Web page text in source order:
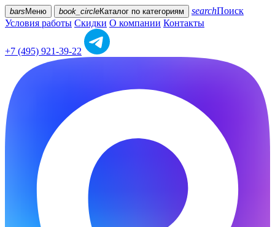
bars Меню book_circleКаталог по категориям searchПоиск
Условия работы Скидки О компании Контакты
+7 (495) 921-39-22